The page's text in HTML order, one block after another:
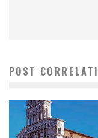
POST CORRELATI